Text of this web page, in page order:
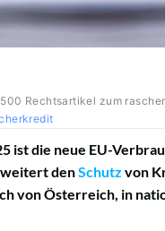
Rechtsartikel zum
ist die neue EU-
denSchutz von
von Österreich, in